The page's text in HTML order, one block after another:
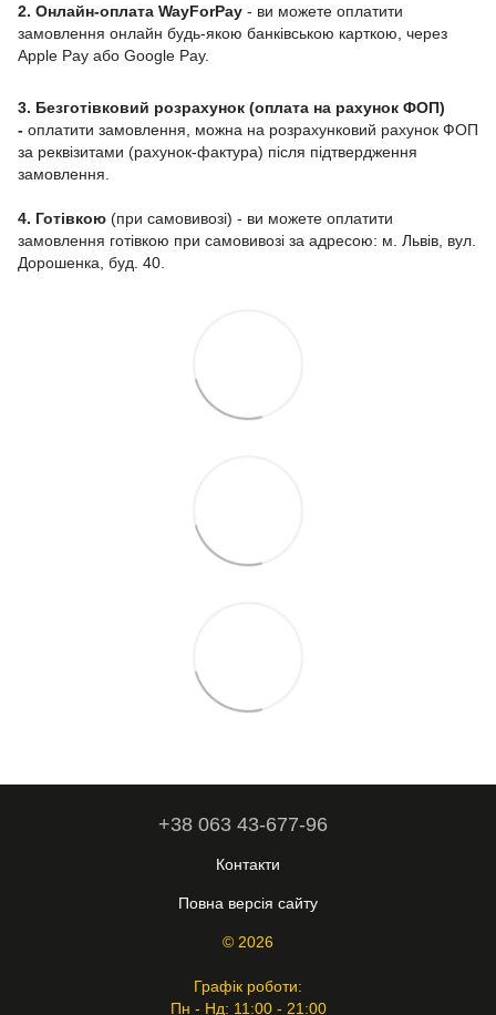
2. Онлайн-оплата WayForPay - ви можете оплатити
замовлення онлайн будь-якою банківською карткою, через
Apple Pay або Google Pay.
3. Безготівковий розрахунок (оплата на рахунок ФОП)
- оплатити замовлення, можна на розрахунковий рахунок ФОП
за реквізитами (рахунок-фактура) після підтвердження
замовлення.
4. Готівкою (при самовивозі) - ви можете оплатити
замовлення готівкою при самовивозі за адресою: м. Львів, вул.
Дорошенка, буд. 40.
+38 063 43-677-96
Контакти
Повна версія сайту
© 2026
Графік роботи:
Пн - Нд: 11:00 - 21:00